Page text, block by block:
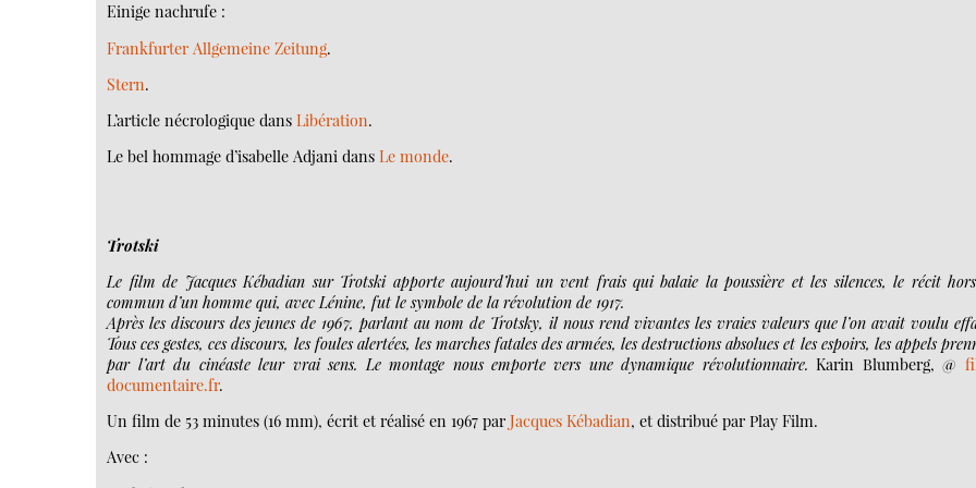
Einige nachrufe :
Frankfurter Allgemeine Zeitung.
Stern.
L’article nécrologique dansLibération.
Le bel hommage d’isabelle Adjani dansLe monde.
Trotski
Le film de Jacques Kébadian sur Trotski apporte aujourd’hui un vent frais qui balaie la poussière et les silences, le récit
commun d’un homme qui, avec Lénine, fut le symbole de la révolution de 1917.
Après les discours des jeunes de 1967, parlant au nom de Trotsky, il nous rend vivantes les vraies valeurs que l’on avait voulu
Tous ces gestes, ces discours, les foules alertées, les marches fatales des armées, les destructions absolues et les espoirs, les appels
par l’art du cinéaste leur vrai sens. Le montage nous emporte vers une dynamique révolutionnaire. Karin Blumberg, @
documentaire.fr.
Un film de 53 minutes (16 mm), écrit et réalisé en 1967 parJacques Kébadian, et distribué par Play Film.
Avec :